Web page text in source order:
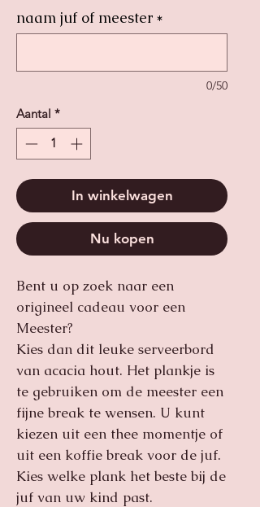
naam juf of meester *
0/50
Aantal *
In winkelwagen
Nu kopen
Bent u op zoek naar een
origineel cadeau voor een
Meester?
Kies dan dit leuke serveerbord
van acacia hout. Het plankje is
te gebruiken om de meester een
fijne break te wensen. U kunt
kiezen uit een thee momentje of
uit een koffie break voor de juf.
Kies welke plank het beste bij de
juf van uw kind past.